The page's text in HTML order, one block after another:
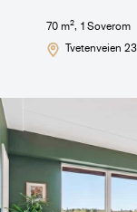
70 m2, 1 Soverom
Tvetenveien